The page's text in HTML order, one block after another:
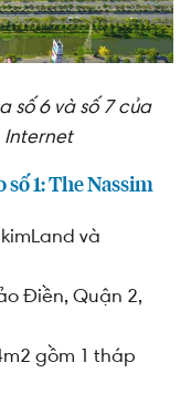
số 6 và số 7 của
Internet
1: The Nassim
và
Điền, Quận 2,
gồm 1 tháp